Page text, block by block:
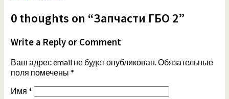
0 thoughts on “Запчасти ГБО 2”
Write a Reply or Comment
Ваш адрес email не будет опубликован.Обязательные
поля помечены *
Имя *